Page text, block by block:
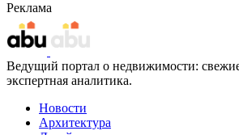
Реклама
Ведущий портал о недвижимости:
экспертная аналитика.
Новости
Архитектура